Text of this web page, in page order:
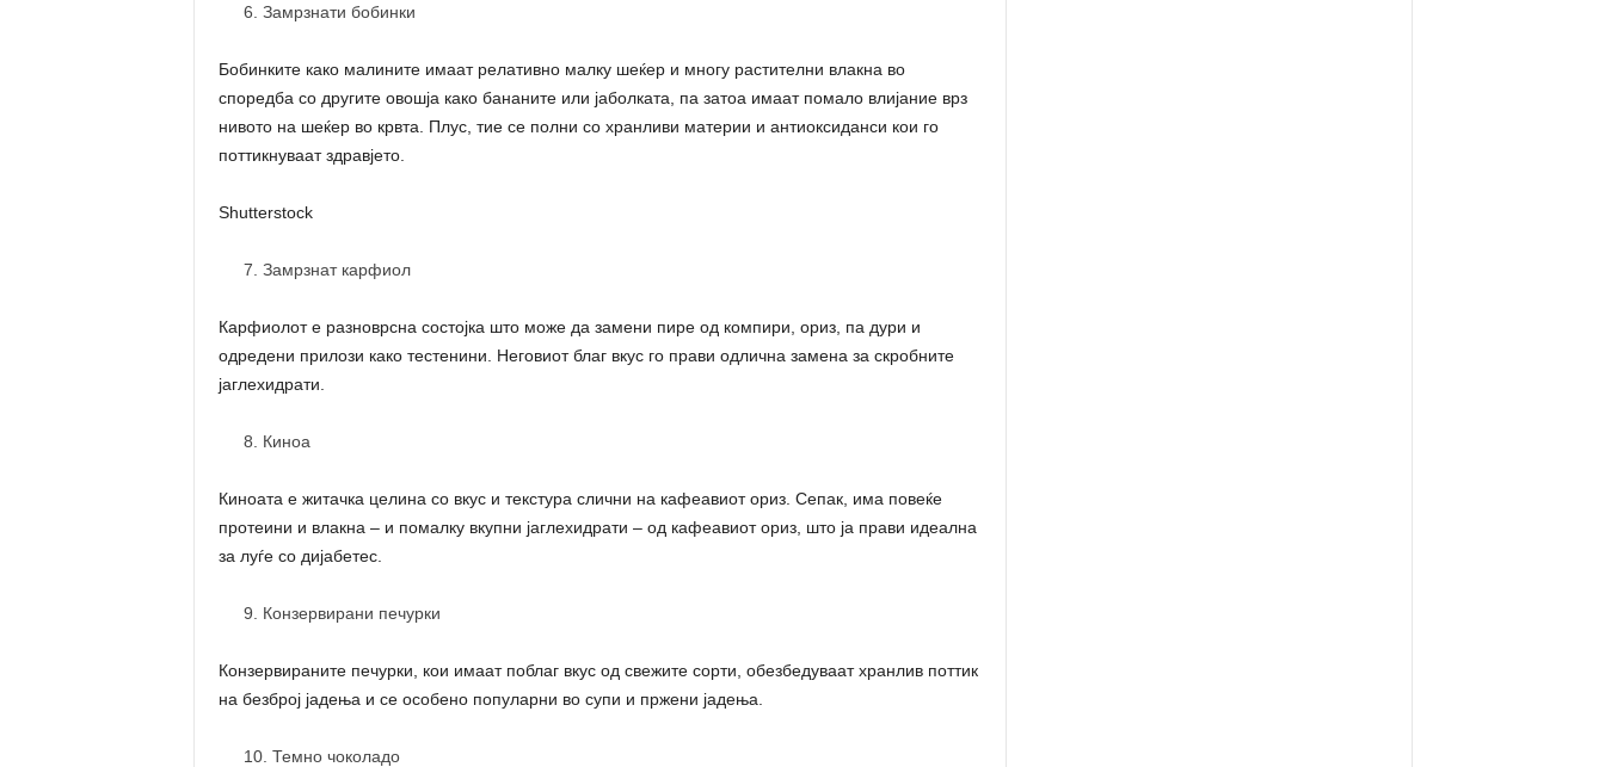
Замрзнати бобинки
Бобинките како малините имаат релативно малку шеќер и многу растителни влакна во
споредба со другите овошја како бананите или јаболката, па затоа имаат помало влијание врз
нивото на шеќер во крвта. Плус, тие се полни со хранливи материи и антиоксиданси кои го
поттикнуваат здравјето.
Shutterstock
Замрзнат карфиол
Карфиолот е разноврсна состојка што може да замени пире од компири, ориз, па дури и
одредени прилози како тестенини. Неговиот благ вкус го прави одлична замена за скробните
јаглехидрати.
Киноа
Киноата е житачка целина со вкус и текстура слични на кафеавиот ориз. Сепак, има повеќе
протеини и влакна – и помалку вкупни јаглехидрати – од кафеавиот ориз, што ја прави идеална
за луѓе со дијабетес.
Конзервирани печурки
Конзервираните печурки, кои имаат поблаг вкус од свежите сорти, обезбедуваат хранлив поттик
на безброј јадења и се особено популарни во супи и пржени јадења.
Темно чоколадо